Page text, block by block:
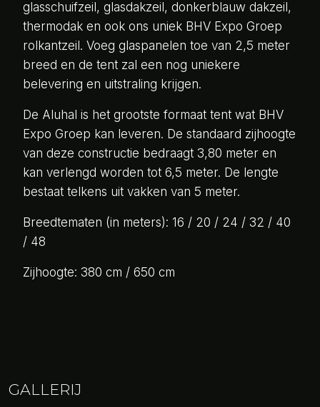
glasschuifzeil, glasdakzeil, donkerblauw dakzeil,
thermodak en ook ons uniek BHV Expo Groep
rolkantzeil. Voeg glaspanelen toe van 2,5 meter
breed en de tent zal een nog uniekere
belevering en uitstraling krijgen.
De Aluhal is het grootste formaat tent wat BHV
Expo Groep kan leveren. De standaard zijhoogte
van deze constructie bedraagt 3,80 meter en
kan verlengd worden tot 6,5 meter. De lengte
bestaat telkens uit vakken van 5 meter.
Breedtematen (in meters): 16 / 20 / 24 / 32 / 40
/ 48
Zijhoogte: 380 cm / 650 cm
GALLERIJ